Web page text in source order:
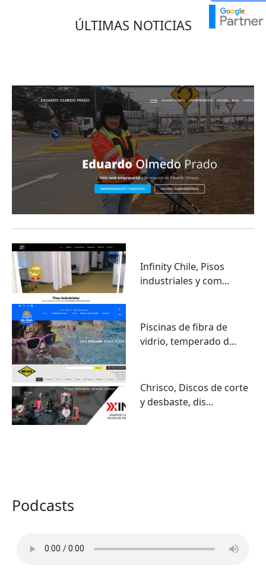
ÚLTIMAS NOTICIAS
Infinity Chile, Pisos
industriales y com...
Piscinas de fibra de
vidrio, temperado d...
Chrisco, Discos de corte
y desbaste, dis...
Podcasts